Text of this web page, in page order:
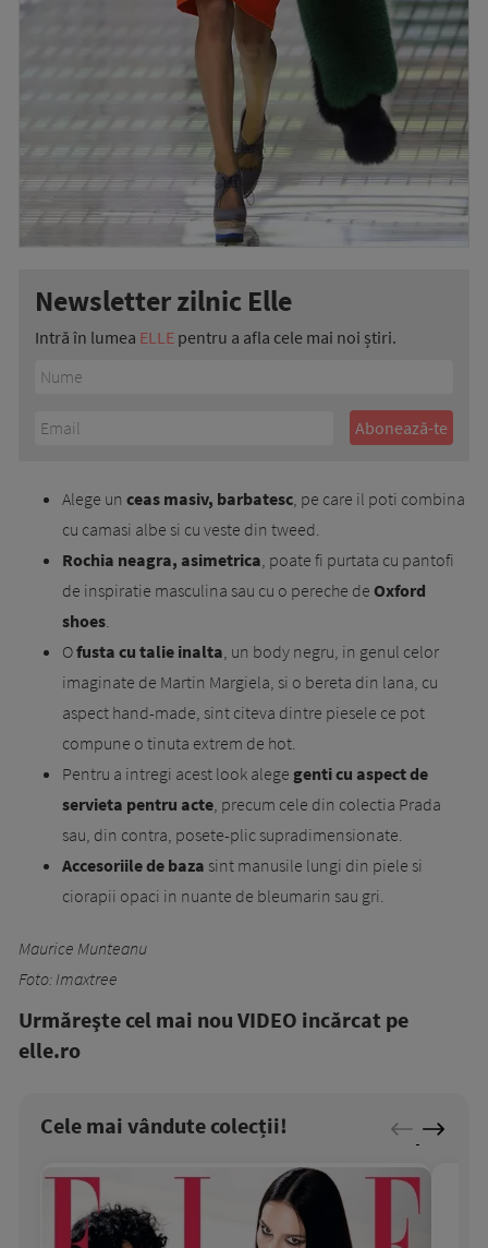
Newsletter zilnic Elle
Intră în lumea ELLE pentru a afla cele mai noi știri.
Alege un ceas masiv, barbatesc, pe care il poti combina
cu camasi albe si cu veste din tweed.
Rochia neagra, asimetrica, poate fi purtata cu pantofi
de inspiratie masculina sau cu o pereche de Oxford
shoes.
Ofusta cu talie inalta, un body negru, in genul celor
imaginate de Martin Margiela, si o bereta din lana, cu
aspect hand-made, sint citeva dintre piesele ce pot
compune o tinuta extrem de hot.
Pentru a intregi acest look alege genti cu aspect de
servieta pentru acte, precum cele din colectia Prada
sau, din contra, posete-plic supradimensionate.
Accesoriile de baza sint manusile lungi din piele si
ciorapii opaci in nuante de bleumarin sau gri.
Maurice Munteanu
Foto: Imaxtree
Urmăreşte cel mai nou VIDEO incărcat pe
elle.ro
Cele mai vândute colecții!